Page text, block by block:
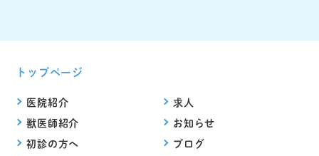
トップページ
医院紹介
獣医師紹介
初診の方へ
求人
お知らせ
ブログ